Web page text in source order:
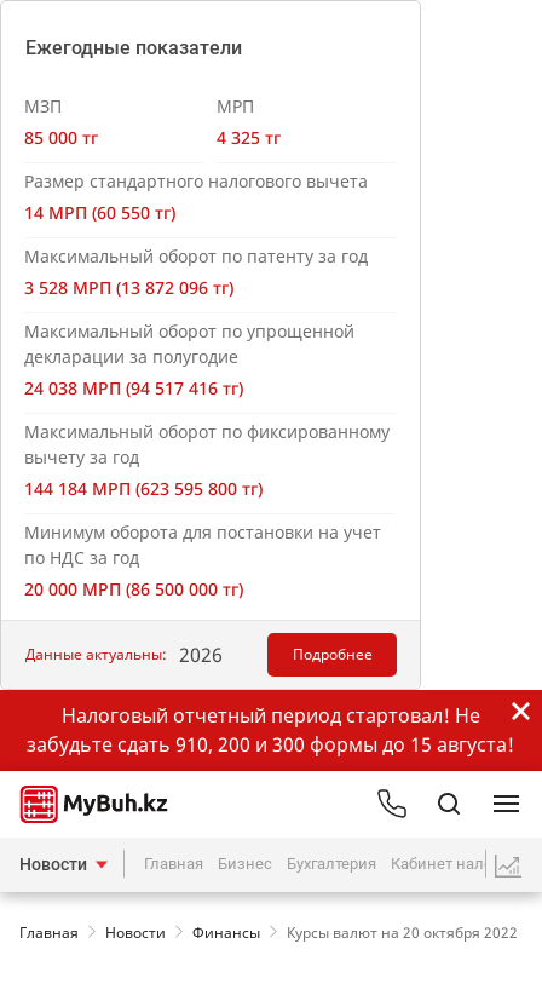
Ежегодные показатели
МЗП
85 000 тг
МРП
4 325 тг
Размер стандартного налогового вычета
14 МРП (60 550 тг)
Максимальный оборот по патенту за год
3 528 МРП (13 872 096 тг)
Максимальный оборот по упрощенной
декларации за полугодие
24 038 МРП (94 517 416 тг)
Максимальный оборот по фиксированному
вычету за год
144 184 МРП (623 595 800 тг)
Минимум оборота для постановки на учет
по НДС за год
20 000 МРП (86 500 000 тг)
Данные актуальны: 2026 Подробнее
Налоговый отчетный период стартовал! Не
забудьте сдать 910, 200 и 300 формы до 15 августа!
Новости Главная Бизнес Бухгалтерия Кабинет
Главная Новости Финансы Курсы валют на 20 октября 2022 г.